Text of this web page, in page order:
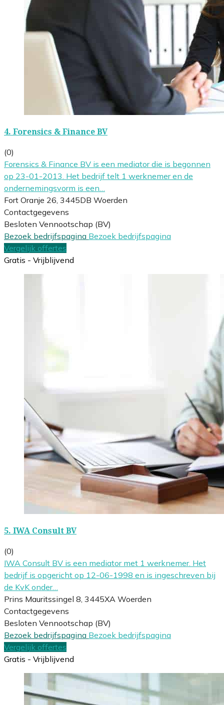
4. Forensics & Finance BV
(0)
Forensics & Finance BV is een mediator die is begonnen
op 23-01-2013. Het bedrijf telt 1 werknemer en de
ondernemingsvorm is een…
Fort Oranje 26, 3445DB Woerden
Contactgegevens
Besloten Vennootschap (BV)
Bezoek bedrijfspagina Bezoek bedrijfspagina
Vergelijk offertes
Gratis - Vrijblijvend
5. IWA Consult BV
(0)
IWA Consult BV is een mediator met 1 werknemer. Het
bedrijf is opgericht op 12-06-1998 en is ingeschreven bij
de KvK onder…
Prins Mauritssingel 8, 3445XA Woerden
Contactgegevens
Besloten Vennootschap (BV)
Bezoek bedrijfspagina Bezoek bedrijfspagina
Vergelijk offertes
Gratis - Vrijblijvend